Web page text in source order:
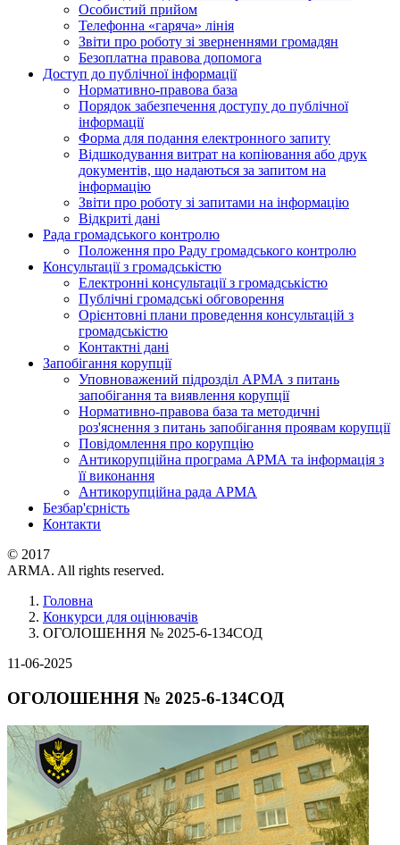
Особистий прийом
Телефонна «гаряча» лінія
Звіти про роботу зі зверненнями громадян
Безоплатна правова допомога
Доступ до публічної інформації
Нормативно-правова база
Порядок забезпечення доступу до публічної
інформації
Форма для подання електронного запиту
Відшкодування витрат на копіювання або друк
документів, що надаються за запитом на
інформацію
Звіти про роботу зі запитами на інформацію
Відкриті дані
Рада громадського контролю
Положення про Раду громадського контролю
Консультації з громадськістю
Електронні консультації з громадськістю
Публічні громадські обговорення
Орієнтовні плани проведення консультацій з
громадськістю
Контактні дані
Запобігання корупції
Уповноважений підрозділ АРМА з питань
запобігання та виявлення корупції
Нормативно-правова база та методичні
роз'яснення з питань запобігання проявам корупції
Повідомлення про корупцію
Антикорупційна програма АРМА та інформація з
її виконання
Антикорупційна рада АРМА
Безбар'єрність
Контакти
© 2017
ARMA. All rights reserved.
Головна
Конкурси для оцінювачів
ОГОЛОШЕННЯ № 2025-6-134СОД
11-06-2025
ОГОЛОШЕННЯ № 2025-6-134СОД